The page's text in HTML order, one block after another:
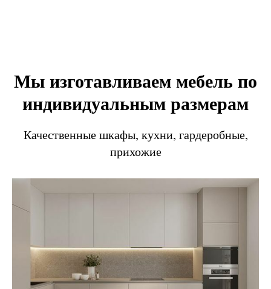
Мы изготавливаем мебель по
индивидуальным размерам
Качественные шкафы, кухни, гардеробные,
прихожие